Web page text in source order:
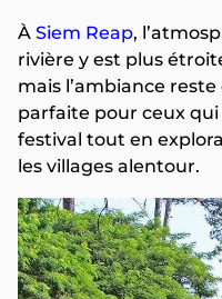
À Siem Reap,
rivière y est plus
mais l’ambiance
parfaite pour ceux
festival tout en
les villages alentour.